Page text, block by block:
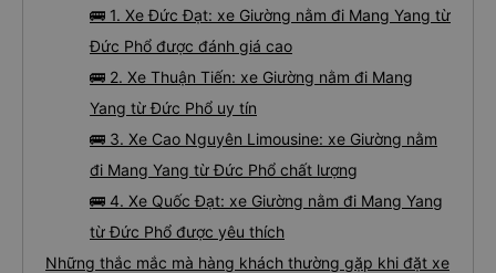
🚌 1. Xe Đức Đạt: xe Giường nằm đi Mang Yang từ
Đức Phổ được đánh giá cao
🚌 2. Xe Thuận Tiến: xe Giường nằm đi Mang
Yang từ Đức Phổ uy tín
🚌 3. Xe Cao Nguyên Limousine: xe Giường nằm
đi Mang Yang từ Đức Phổ chất lượng
🚌 4. Xe Quốc Đạt: xe Giường nằm đi Mang Yang
từ Đức Phổ được yêu thích
Những thắc mắc mà hàng khách thường gặp khi đặt xe